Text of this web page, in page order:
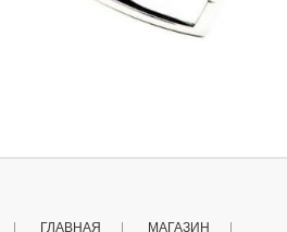
ГЛАВНАЯ МАГАЗИН